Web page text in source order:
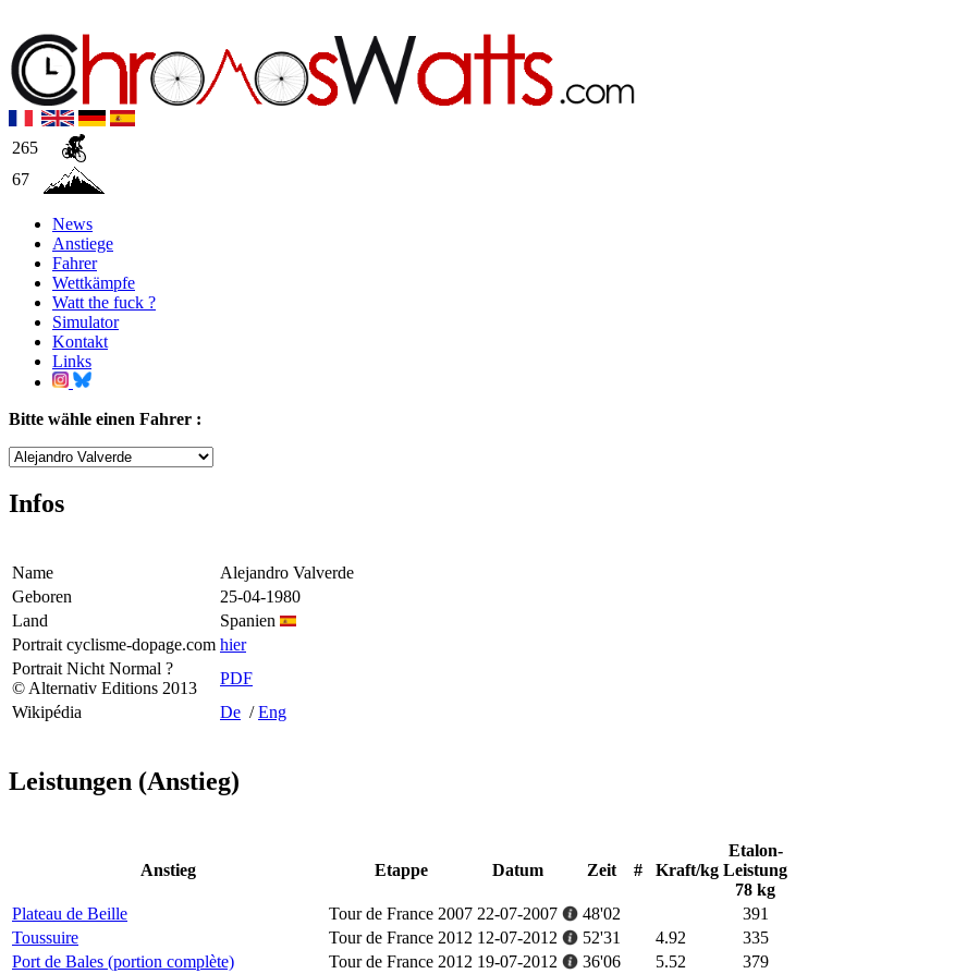
265
67
News
Anstiege
Fahrer
Wettkämpfe
Watt the fuck ?
Simulator
Kontakt
Links
Bitte wähle einen Fahrer :
Infos
Name
Alejandro Valverde
Geboren
25-04-1980
Land
Spanien
Portrait cyclisme-dopage.com hier
Portrait Nicht Normal ?
© Alternativ Editions 2013
PDF
Wikipédia
De /Eng
Leistungen (Anstieg)
Anstieg Etappe Datum Zeit # Kraft/kg
Etalon-
Leistung
78 kg
Plateau de Beille
Tour de France 2007 22-07-2007 48'02
391
Toussuire
Tour de France 2012 12-07-2012 52'31 4.92
335
Port de Bales (portion complète)
Tour de France 2012 19-07-2012 36'06 5.52
379